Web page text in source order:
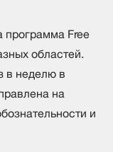
программа Free
областей.
в неделю в
на
и